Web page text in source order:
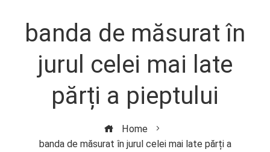
banda de măsurat în
jurul celei mai late
părți a pieptului
Home
banda de măsurat în jurul celei mai late părți a